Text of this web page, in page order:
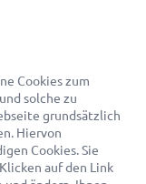
Rechtsanwalt finden
Cookies zum
solche zu
grundsätzlich
Hiervon
Cookies. Sie
auf den Link